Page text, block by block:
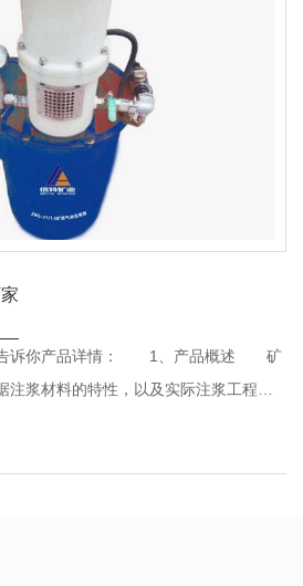
告诉你产品详情： 1、产品概述 矿
注浆材料的特性，以及实际注浆工程需